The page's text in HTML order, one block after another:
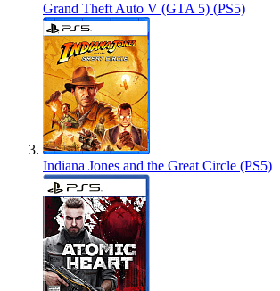
Grand Theft Auto V (GTA 5) (PS5)
Indiana Jones and the Great Circle (PS5)